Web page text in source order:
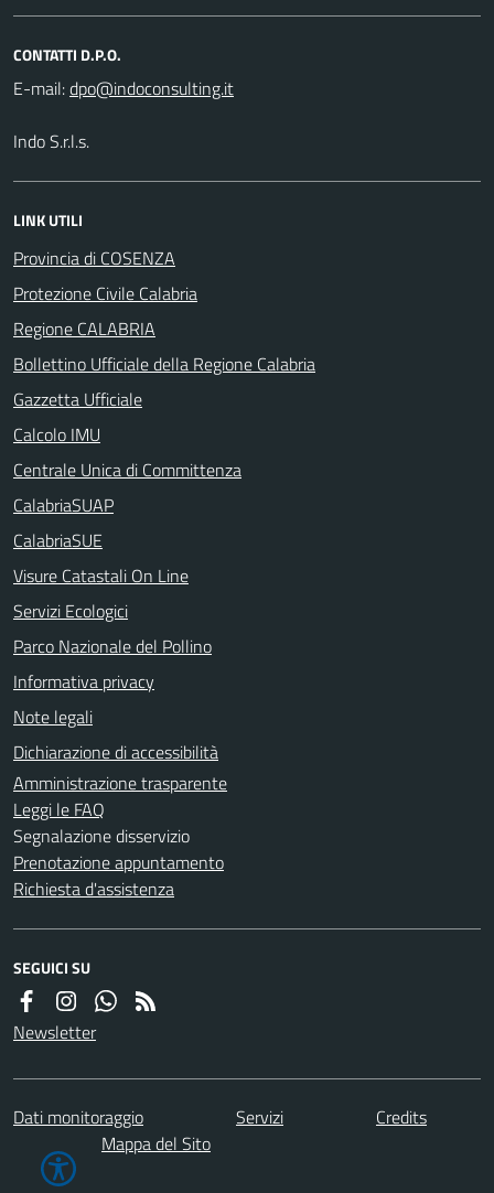
CONTATTI D.P.O.
E-mail:
Indo S.r.l.s.
LINK UTILI
Provincia di COSENZA
Protezione Civile Calabria
Regione CALABRIA
Bollettino Ufficiale della Regione Calabria
Gazzetta Ufficiale
Calcolo IMU
Centrale Unica di Committenza
CalabriaSUAP
CalabriaSUE
Visure Catastali On Line
Servizi Ecologici
Parco Nazionale del Pollino
Informativa privacy
Note legali
Dichiarazione di accessibilità
Amministrazione trasparente
Leggi le FAQ
Segnalazione disservizio
Prenotazione appuntamento
Richiesta d'assistenza
SEGUICI SU
Newsletter
Dati monitoraggio Servizi
Credits
Mappa del Sito